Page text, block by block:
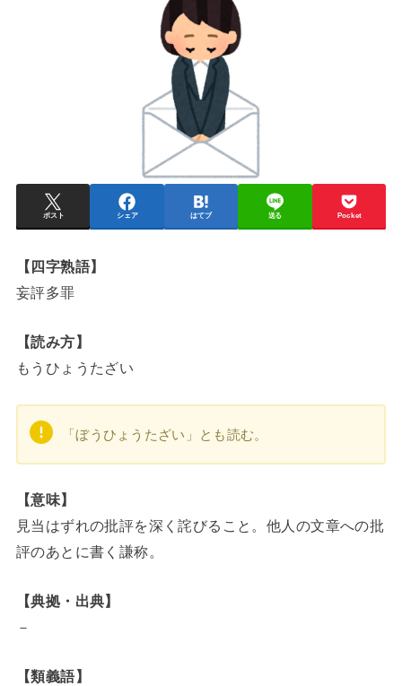
ポスト シェア はてブ 送る Pocket
【四字熟語】
妄評多罪
【読み方】
もうひょうたざい
「ぼうひょうたざい」とも読む。
【意味】
見当はずれの批評を深く詫びること。他人の文章への批
評のあとに書く謙称。
【典拠・出典】
－
【類義語】